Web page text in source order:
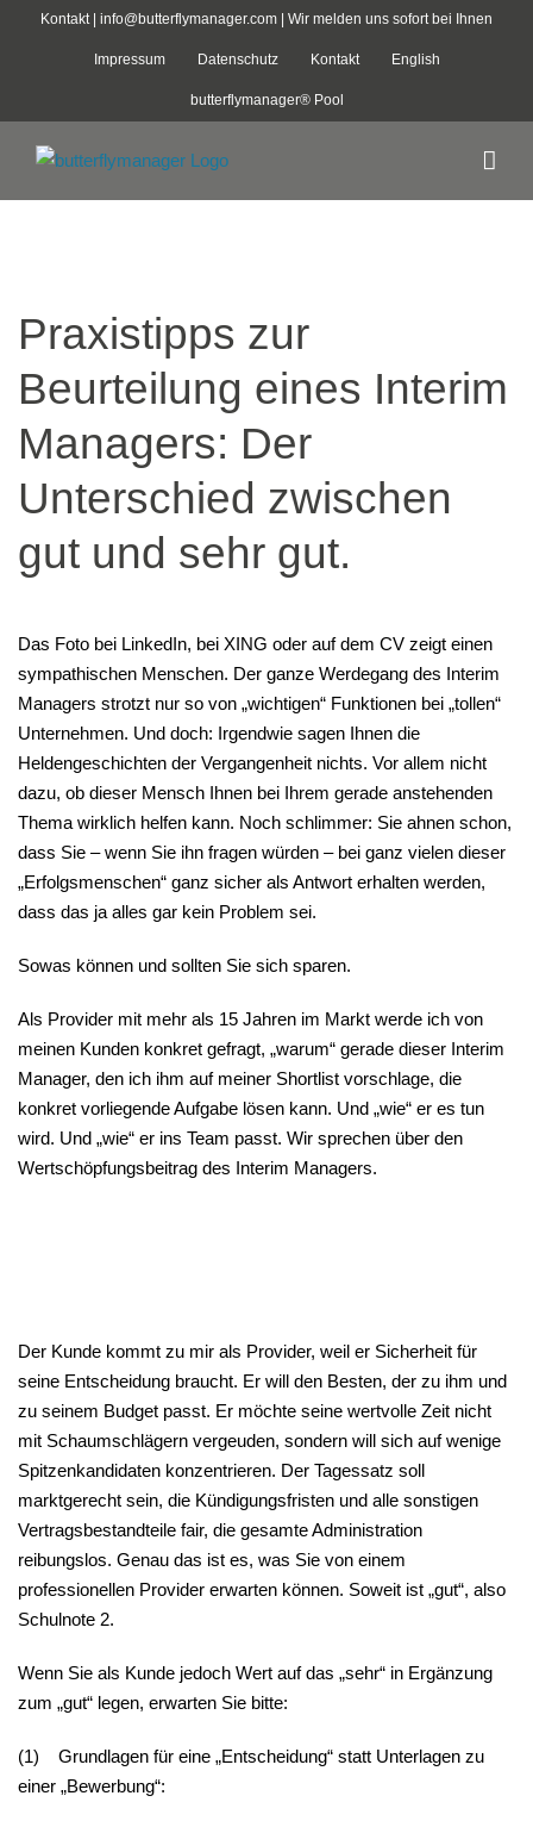
Kontakt | info@butterflymanager.com | Wir melden uns sofort bei Ihnen
Impressum Datenschutz Kontakt English
butterflymanager® Pool
Praxistipps zur
Beurteilung eines Interim
Managers: Der
Unterschied zwischen
gut und sehr gut.
Das Foto bei LinkedIn, bei XING oder auf dem CV zeigt einen
sympathischen Menschen. Der ganze Werdegang des Interim
Managers strotzt nur so von „wichtigen“ Funktionen bei „tollen“
Unternehmen. Und doch: Irgendwie sagen Ihnen die
Heldengeschichten der Vergangenheit nichts. Vor allem nicht
dazu, ob dieser Mensch Ihnen bei Ihrem gerade anstehenden
Thema wirklich helfen kann. Noch schlimmer: Sie ahnen schon,
dass Sie – wenn Sie ihn fragen würden – bei ganz vielen dieser
„Erfolgsmenschen“ ganz sicher als Antwort erhalten werden,
dass das ja alles gar kein Problem sei.
Sowas können und sollten Sie sich sparen.
Als Provider mit mehr als 15 Jahren im Markt werde ich von
meinen Kunden konkret gefragt, „warum“ gerade dieser Interim
Manager, den ich ihm auf meiner Shortlist vorschlage, die
konkret vorliegende Aufgabe lösen kann. Und „wie“ er es tun
wird. Und „wie“ er ins Team passt. Wir sprechen über den
Wertschöpfungsbeitrag des Interim Managers.
Der Kunde kommt zu mir als Provider, weil er Sicherheit für
seine Entscheidung braucht. Er will den Besten, der zu ihm und
zu seinem Budget passt. Er möchte seine wertvolle Zeit nicht
mit Schaumschlägern vergeuden, sondern will sich auf wenige
Spitzenkandidaten konzentrieren. Der Tagessatz soll
marktgerecht sein, die Kündigungsfristen und alle sonstigen
Vertragsbestandteile fair, die gesamte Administration
reibungslos. Genau das ist es, was Sie von einem
professionellen Provider erwarten können. Soweit ist „gut“, also
Schulnote 2.
Wenn Sie als Kunde jedoch Wert auf das „sehr“ in Ergänzung
zum „gut“ legen, erwarten Sie bitte:
(1) Grundlagen für eine „Entscheidung“ statt Unterlagen zu
einer „Bewerbung“: